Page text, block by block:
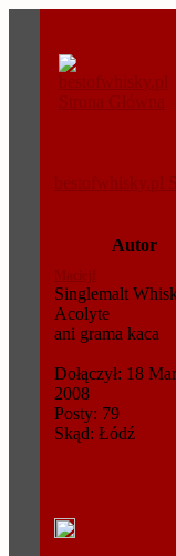
bestofwhisky.pl
Autor
Maciejf
Singlemalt
Acolyte
ani grama kaca
Dołączył: 18 Mar
2008
Posty: 79
Skąd: Łódź